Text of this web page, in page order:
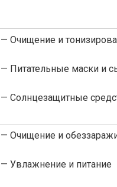
— Очищение и
— Питательные маски и
— Солнцезащитные
— Очищение и
— Увлажнение и питание